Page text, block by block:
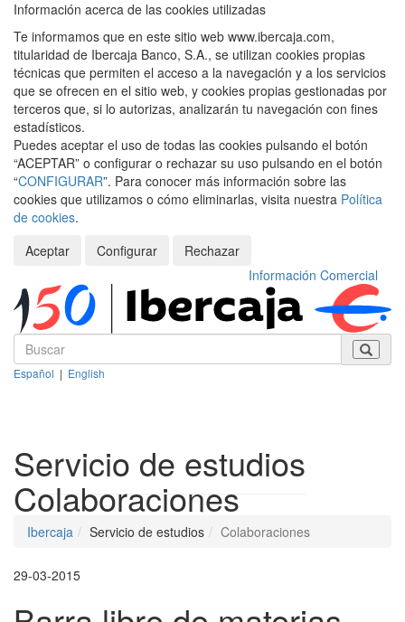
Información acerca de las cookies utilizadas
Te informamos que en este sitio web www.ibercaja.com,
titularidad de Ibercaja Banco, S.A., se utilizan cookies propias
técnicas que permiten el acceso a la navegación y a los servicios
que se ofrecen en el sitio web, y cookies propias gestionadas por
terceros que, si lo autorizas, analizarán tu navegación con fines
estadísticos.
Puedes aceptar el uso de todas las cookies pulsando el botón
“ACEPTAR” o configurar o rechazar su uso pulsando en el botón
“CONFIGURAR”. Para conocer más información sobre las
cookies que utilizamos o cómo eliminarlas, visita nuestra Política
de cookies.
Aceptar
Configurar
Rechazar
Información Comercial
Español | English
Servicio de estudios
Colaboraciones
Ibercaja Servicio de estudios Colaboraciones
29-03-2015